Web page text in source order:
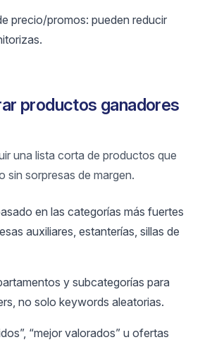
precio/promos: pueden reducir
productos ganadores
una lista corta de productos que
sin sorpresas de margen.
en las categorías más fuertes
auxiliares, estanterías, sillas de
y subcategorías para
no solo keywords aleatorias.
“mejor valorados” u ofertas